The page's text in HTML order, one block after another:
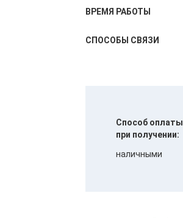
ВРЕМЯ РАБОТЫ
СПОСОБЫ CВЯЗИ
Способ оплаты
при получении:
наличными